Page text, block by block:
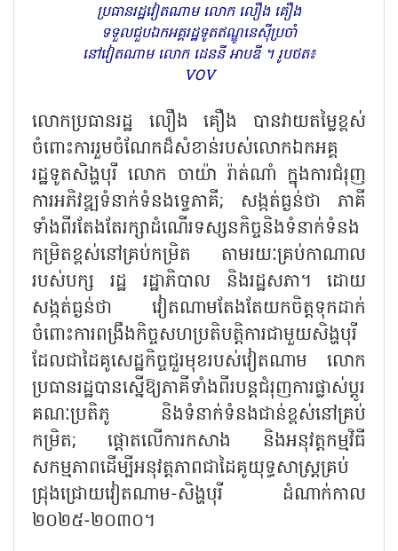
ប្រធានរដ្ឋវៀតណាម លោក លឿង គឿង
ទទួលជួបឯកអគ្គរដ្ឋទូតឥណ្ឌូនេស៊ីប្រចាំ
នៅវៀតណាម លោក ដេននី អាបឌី ។ រូបថត៖
VOV
លោកប្រធានរដ្ឋ លឿង គឿង បានវាយតម្លៃខ្ពស់
ចំពោះការរួមចំណែកដ៏សំខាន់របស់លោកឯកអគ្គ
រដ្ឋទូតសិង្ហបុរី លោក ចាយ៉ា រ៉ាត់ណាំ ក្នុងការជំរុញ
ការអភិវឌ្ឍទំនាក់ទំនងទ្វេភាគី; សង្កត់ធ្ងន់ថា ភាគី
ទាំងពីរតែងតែរក្សាដំណើរទស្សនកិច្ចនិងទំនាក់ទំនង
កម្រិតខ្ពស់នៅគ្រប់កម្រិត តាមរយៈគ្រប់កាណាល
របស់បក្ស រដ្ឋ រដ្ឋាភិបាល និងរដ្ឋសភា។ ដោយ
សង្កត់ធ្ងន់ថា វៀតណាមតែងតែយកចិត្តទុកដាក់
ចំពោះការពង្រឹងកិច្ចសហប្រតិបត្តិការជាមួយសិង្ហបុរី
ដែលជាដៃគូសេដ្ឋកិច្ចជួរមុខរបស់វៀតណាម លោក
ប្រធានរដ្ឋបានស្នើឱ្យភាគីទាំងពីរបន្តជំរុញការផ្លាស់ប្តូរ
គណៈប្រតិភូ និងទំនាក់ទំនងជាន់ខ្ពស់នៅគ្រប់
កម្រិត; ផ្តោតលើការកសាង និងអនុវត្តកម្មវិធី
សកម្មភាពដើម្បីអនុវត្តភាពជាដៃគូយុទ្ធសាស្ត្រគ្រប់
ជ្រុងជ្រោយវៀតណាម-សិង្ហបុរី ដំណាក់កាល
២០២៥-២០៣០។